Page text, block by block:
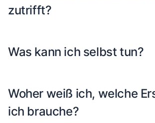
zutrifft?
Was kann ich selbst tun?
Woher weiß ich, welche
ich brauche?